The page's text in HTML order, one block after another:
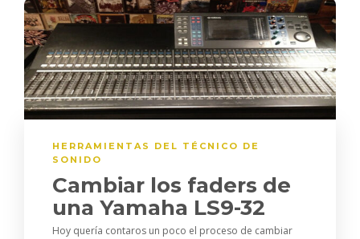
HERRAMIENTAS DEL TÉCNICO DE
SONIDO
Cambiar los faders de
una Yamaha LS9-32
Hoy quería contaros un poco el proceso de cambiar